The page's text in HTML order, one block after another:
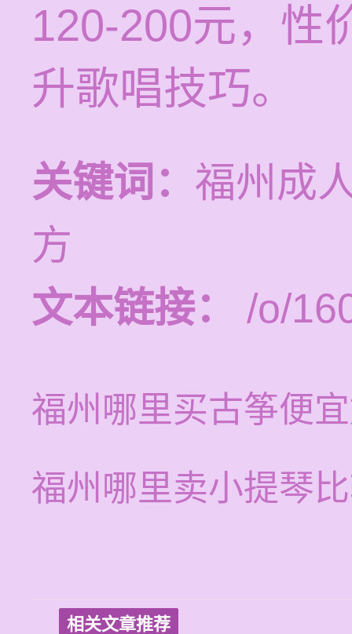
120-200元，性
升歌唱技巧。
关键词： 福州成
方
文本链接：
/o/
福州哪里买古筝便
福州哪里卖小提琴
相关文章推荐